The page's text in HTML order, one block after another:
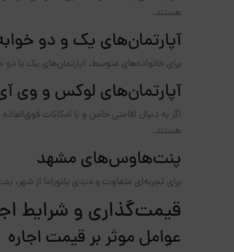
هستند.
آپارتمان‌های یک و دو
برای خانواده‌های متوسط، آپارتمان‌های یک یا
آپارتمان‌های لوکس و وی
اگر به دنبال اقامتی خاص و با امکانات
هستند.
پنت‌هاوس‌های مشهد
برای تجربه‌ای متفاوت و دیدی پانوراما از
قیمت‌گذاری و شرایط
عوامل موثر بر قیمت اجاره